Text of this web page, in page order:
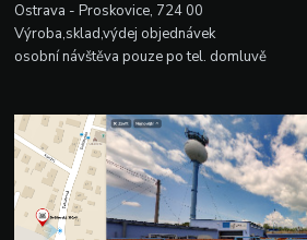
Ostrava - Proskovice, 724 00
Výroba,sklad,výdej objednávek
osobní návštěva pouze po tel. domluvě